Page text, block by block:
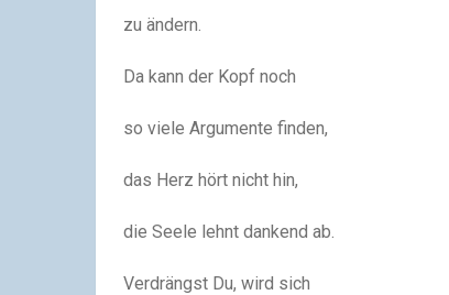
zu ändern.
Da kann der Kopf noch
so viele Argumente finden,
das Herz hört nicht hin,
die Seele lehnt dankend ab.
Verdrängst Du, wird sich